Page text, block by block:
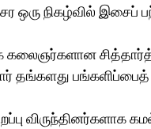
ஒரு நிகழ்வில் இசைப்
கலைஞர்களான
தங்களது பங்களிப்பைத்